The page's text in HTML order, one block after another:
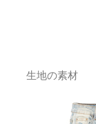
生地の素材